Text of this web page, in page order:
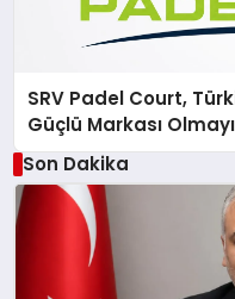
SRV Padel Court,
Güçlü Markası
Son Dakika